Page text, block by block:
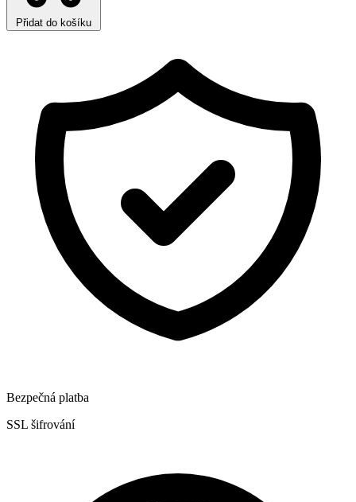
Přidat do košíku
Bezpečná platba
SSL šifrování